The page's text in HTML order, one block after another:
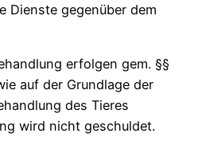
Dienste gegenüber dem
erfolgen gem. §§
auf der Grundlage der
des Tieres
wird nicht geschuldet.